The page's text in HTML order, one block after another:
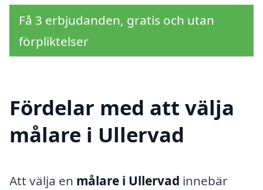
Få 3 erbjudanden, gratis och utan
förpliktelser
Fördelar med att välja
målare i Ullervad
Att välja en målare i Ullervad innebär